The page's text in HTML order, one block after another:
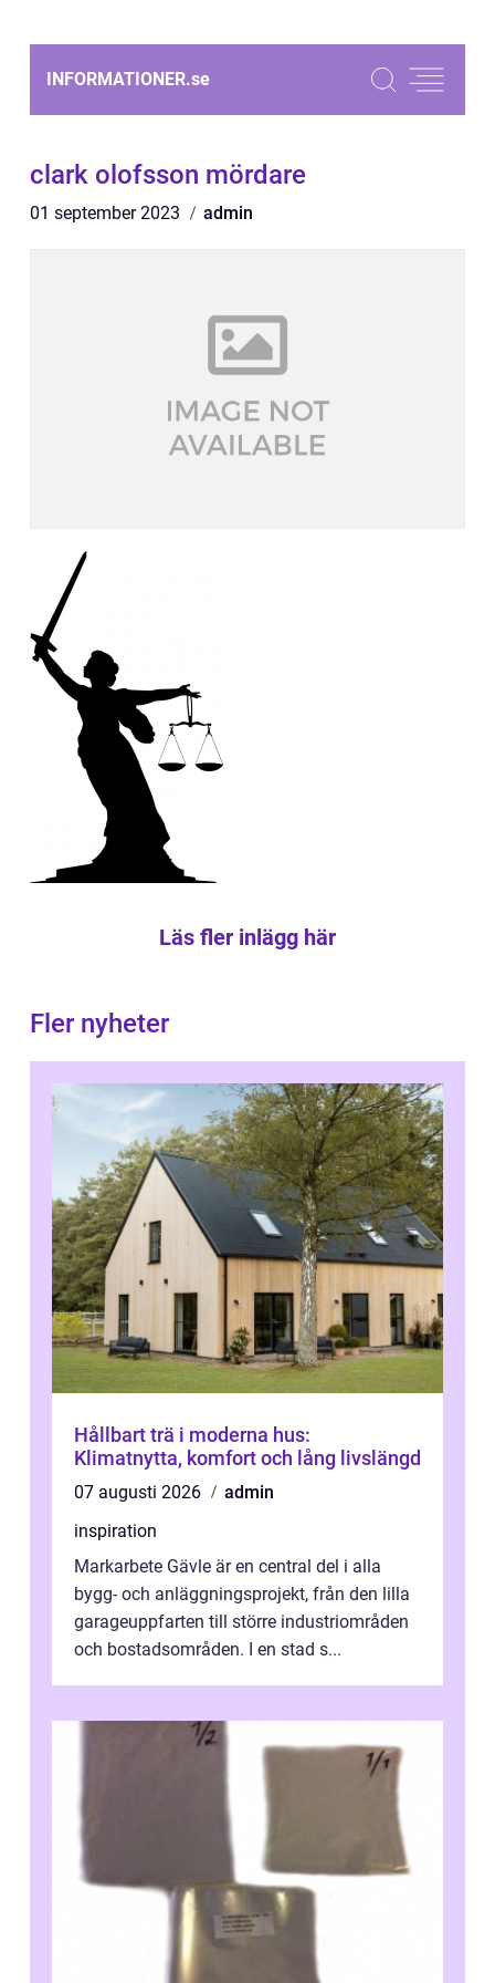
INFORMATIONER.se
clark olofsson mördare
01 september 2023 admin
Läs fler inlägg här
Fler nyheter
Hållbart trä i moderna hus:
Klimatnytta, komfort och lång livslängd
07 augusti 2026
admin
inspiration
Markarbete Gävle är en central del i alla
bygg- och anläggningsprojekt, från den lilla
garageuppfarten till större industriområden
och bostadsområden. I en stad s...